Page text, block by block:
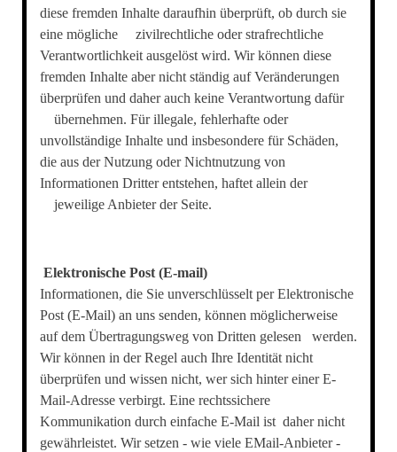
diese fremden Inhalte daraufhin überprüft, ob durch sie
eine mögliche zivilrechtliche oder strafrechtliche
Verantwortlichkeit ausgelöst wird. Wir können diese
fremden Inhalte aber nicht ständig auf Veränderungen
überprüfen und daher auch keine Verantwortung dafür
übernehmen. Für illegale, fehlerhafte oder
unvollständige Inhalte und insbesondere für Schäden,
die aus der Nutzung oder Nichtnutzung von
Informationen Dritter entstehen, haftet allein der
jeweilige Anbieter der Seite.
Elektronische Post (E-mail)
Informationen, die Sie unverschlüsselt per Elektronische
Post (E-Mail) an uns senden, können möglicherweise
auf dem Übertragungsweg von Dritten gelesen werden.
Wir können in der Regel auch Ihre Identität nicht
überprüfen und wissen nicht, wer sich hinter einer E-
Mail-Adresse verbirgt. Eine rechtssichere
Kommunikation durch einfache E-Mail ist daher nicht
gewährleistet. Wir setzen - wie viele EMail-Anbieter -